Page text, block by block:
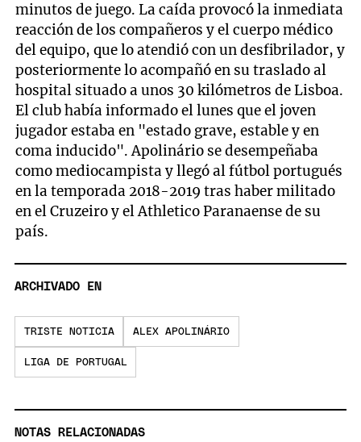
minutos de juego. La caída provocó la inmediata
reacción de los compañeros y el cuerpo médico
del equipo, que lo atendió con un desfibrilador, y
posteriormente lo acompañó en su traslado al
hospital situado a unos 30 kilómetros de Lisboa.
El club había informado el lunes que el joven
jugador estaba en "estado grave, estable y en
coma inducido". Apolinário se desempeñaba
como mediocampista y llegó al fútbol portugués
en la temporada 2018-2019 tras haber militado
en el Cruzeiro y el Athletico Paranaense de su
país.
ARCHIVADO EN
TRISTE NOTICIA ALEX APOLINÁRIO
LIGA DE PORTUGAL
NOTAS RELACIONADAS